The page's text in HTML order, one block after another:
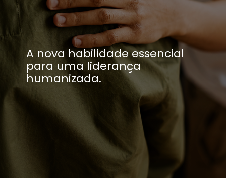
A nova habilidade essencial
para uma liderança
humanizada.